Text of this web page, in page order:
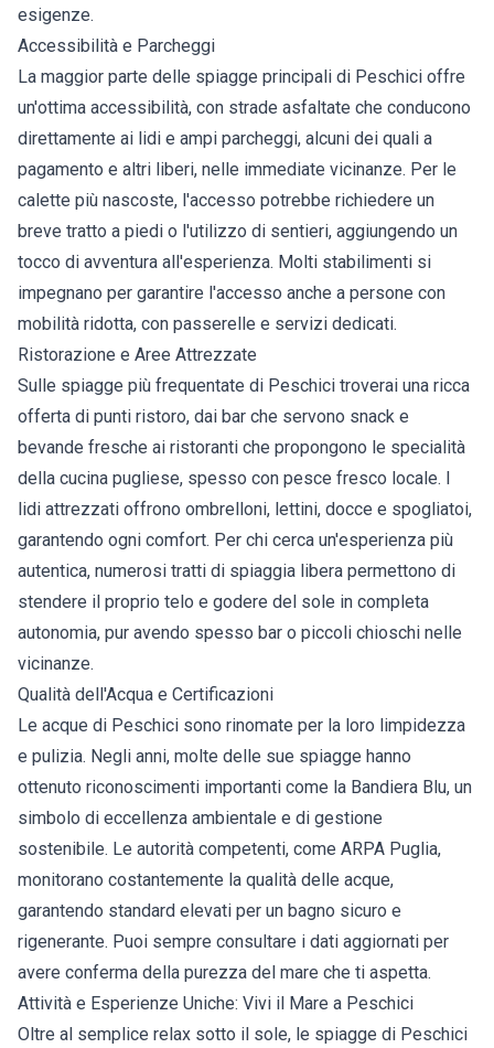
esigenze.
Accessibilità e Parcheggi
La maggior parte delle spiagge principali di Peschici offre
un'ottima accessibilità, con strade asfaltate che conducono
direttamente ai lidi e ampi parcheggi, alcuni dei quali a
pagamento e altri liberi, nelle immediate vicinanze. Per le
calette più nascoste, l'accesso potrebbe richiedere un
breve tratto a piedi o l'utilizzo di sentieri, aggiungendo un
tocco di avventura all'esperienza. Molti stabilimenti si
impegnano per garantire l'accesso anche a persone con
mobilità ridotta, con passerelle e servizi dedicati.
Ristorazione e Aree Attrezzate
Sulle spiagge più frequentate di Peschici troverai una ricca
offerta di punti ristoro, dai bar che servono snack e
bevande fresche ai ristoranti che propongono le specialità
della cucina pugliese, spesso con pesce fresco locale. I
lidi attrezzati offrono ombrelloni, lettini, docce e spogliatoi,
garantendo ogni comfort. Per chi cerca un'esperienza più
autentica, numerosi tratti di spiaggia libera permettono di
stendere il proprio telo e godere del sole in completa
autonomia, pur avendo spesso bar o piccoli chioschi nelle
vicinanze.
Qualità dell'Acqua e Certificazioni
Le acque di Peschici sono rinomate per la loro limpidezza
e pulizia. Negli anni, molte delle sue spiagge hanno
ottenuto riconoscimenti importanti come la Bandiera Blu, un
simbolo di eccellenza ambientale e di gestione
sostenibile. Le autorità competenti, come ARPA Puglia,
monitorano costantemente la qualità delle acque,
garantendo standard elevati per un bagno sicuro e
rigenerante. Puoi sempre consultare i dati aggiornati per
avere conferma della purezza del mare che ti aspetta.
Attività e Esperienze Uniche: Vivi il Mare a Peschici
Oltre al semplice relax sotto il sole, le spiagge di Peschici